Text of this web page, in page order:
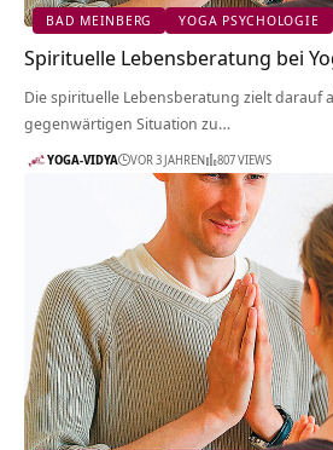
BAD MEINBERG YOGA PSYCHOLOGIE
Spirituelle Lebensberatung bei
Die spirituelle Lebensberatung zielt darauf
gegenwärtigen Situation zu…
YOGA-VIDYA VOR 3 JAHREN 807 VIEWS